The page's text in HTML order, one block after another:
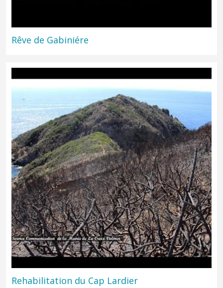
Rêve de Gabiniére
Rehabilitation du Cap Lardier